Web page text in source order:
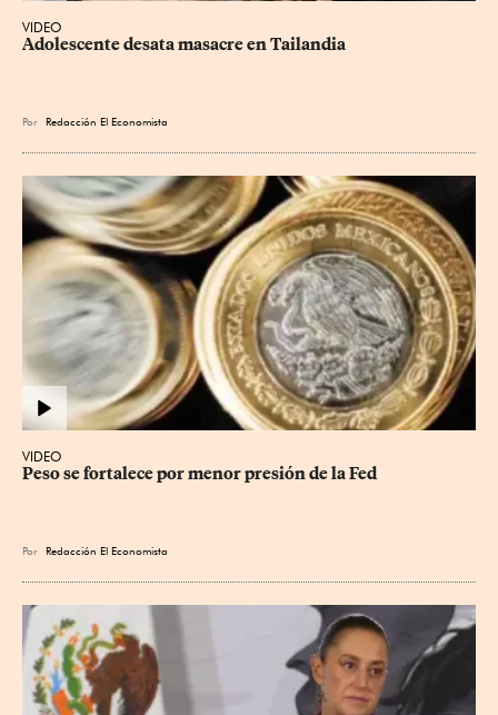
VIDEO
Adolescente desata masacre en Tailandia
Por Redacción El Economista
VIDEO
Peso se fortalece por menor presión de la Fed
Por Redacción El Economista